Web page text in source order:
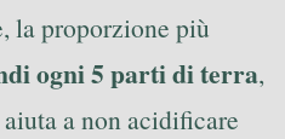
la proporzione più
ogni 5 parti di terra,
a non acidificare